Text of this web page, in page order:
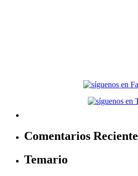
Comentarios Reciente
Temario